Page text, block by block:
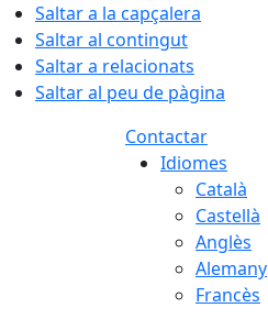
Saltar a la capçalera
Saltar al contingut
Saltar a relacionats
Saltar al peu de pàgina
Contactar
Idiomes
Català
Castellà
Anglès
Alemany
Francès